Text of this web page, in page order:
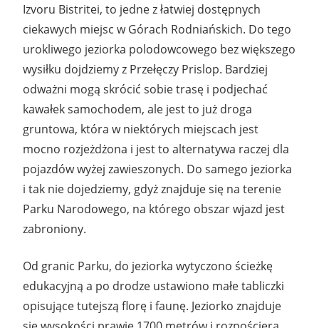
Izvoru Bistritei, to jedne z łatwiej dostępnych
ciekawych miejsc w Górach Rodniańskich. Do tego
urokliwego jeziorka polodowcowego bez większego
wysiłku dojdziemy z Przełęczy Prislop. Bardziej
odważni mogą skrócić sobie trasę i podjechać
kawałek samochodem, ale jest to już droga
gruntowa, która w niektórych miejscach jest
mocno rozjeżdżona i jest to alternatywa raczej dla
pojazdów wyżej zawieszonych. Do samego jeziorka
i tak nie dojedziemy, gdyż znajduje się na terenie
Parku Narodowego, na którego obszar wjazd jest
zabroniony.
Od granic Parku, do jeziorka wytyczono ścieżkę
edukacyjną a po drodze ustawiono małe tabliczki
opisujące tutejszą florę i faunę. Jeziorko znajduje